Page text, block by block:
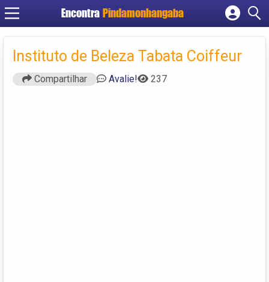
Encontra Pindamonhangaba
Cadastrar empresa
Criar conta
Instituto de Beleza Tabata Coiffeur
Compartilhar Avalie! 237